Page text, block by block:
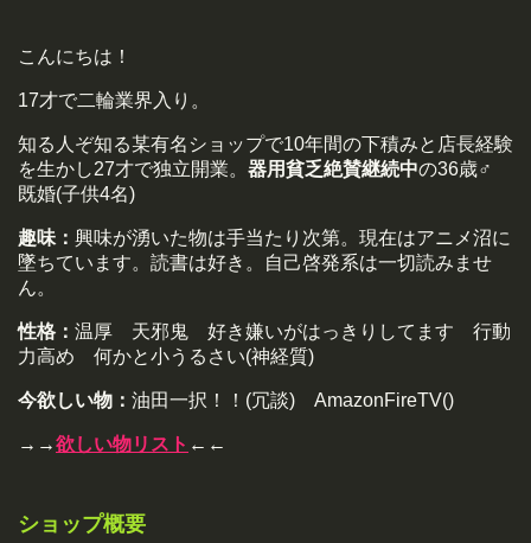
こんにちは！
17才で二輪業界入り。
知る人ぞ知る某有名ショップで10年間の下積みと店長経験
を生かし27才で独立開業。 器用貧乏絶賛継続中の36歳♂
既婚(子供4名)
趣味： 興味が湧いた物は手当たり次第。現在はアニメ沼に
墜ちています。読書は好き。自己啓発系は一切読みませ
ん。
性格： 温厚 天邪鬼 好き嫌いがはっきりしてます 行動
力高め 何かと小うるさい(神経質)
今欲しい物： 油田一択！！(冗談) AmazonFireTV()
→→欲しい物リスト ←←
ショップ概要